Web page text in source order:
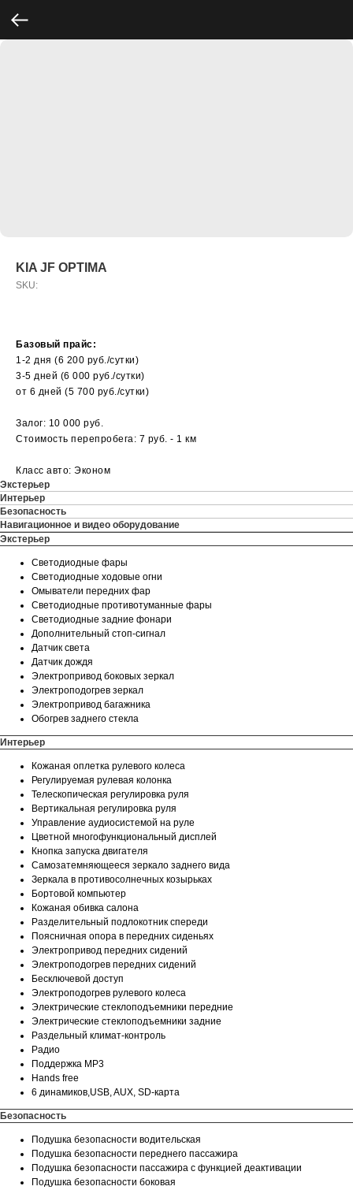
KIA JF OPTIMA
SKU:
Базовый прайс:
1-2 дня (6 200 руб./сутки)
3-5 дней (6 000 руб./сутки)
от 6 дней (5 700 руб./сутки)
Залог: 10 000 руб.
Стоимость перепробега: 7 руб. - 1 км
Класс авто: Эконом
Экстерьер
Интерьер
Безопасность
Навигационное и видео оборудование
Экстерьер
Светодиодные фары
Светодиодные ходовые огни
Омыватели передних фар
Светодиодные противотуманные фары
Cветодиодные задние фонари
Дополнительный стоп-сигнал
Датчик света
Датчик дождя
Электропривод боковых зеркал
Электроподогрев зеркал
Электропривод багажника
Обогрев заднего стекла
Интерьер
Кожаная оплетка рулевого колеса
Регулируемая рулевая колонка
Телескопическая регулировка руля
Вертикальная регулировка руля
Управление аудиосистемой на руле
Цветной многофункциональный дисплей
Кнопка запуска двигателя
Самозатемняющееся зеркало заднего вида
Зеркала в противосолнечных козырьках
Бортовой компьютер
Кожаная обивка салона
Разделительный подлокотник спереди
Поясничная опора в передних сиденьях
Электропривод передних сидений
Электроподогрев передних сидений
Бесключевой доступ
Электроподогрев рулевого колеса
Электрические стеклоподъемники передние
Электрические стеклоподъемники задние
Раздельный климат-контроль
Радио
Поддержка MP3
Hands free
6 динамиков,USB, AUX, SD-карта
Безопасность
Подушка безопасности водительская
Подушка безопасности переднего пассажира
Подушка безопасности пассажира с функцией деактивации
Подушка безопасности боковая